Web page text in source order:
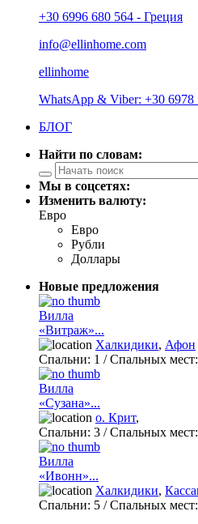
+30 6996 680 564 - Греция
info@ellinhome.com
ellinhome
WhatsApp & Viber: +30 6978
БЛОГ
Найти по словам:
Мы в соцсетях:
Изменить валюту:
Евро
Евро
Рубли
Доллары
Новые предложения
Вилла
«Витраж»...
Халкидики, Афон
Спальни: 1 / Спальных мест:
Вилла
«Сузана»...
о. Крит,
Спальни: 3 / Спальных мест:
Вилла
«Ивонн»...
Халкидики,
Спальни: 5 / Спальных мест: